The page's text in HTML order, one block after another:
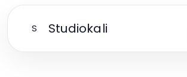
S Studiokali